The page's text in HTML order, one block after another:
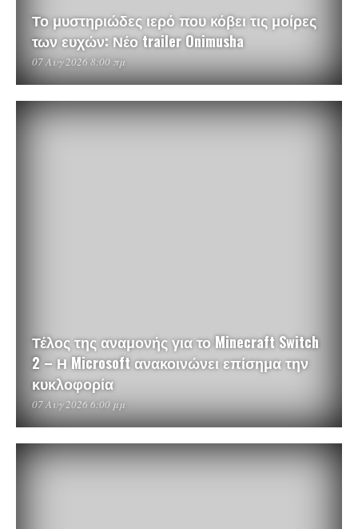
Το μυστηριώδες ιερό που κόβει τις μοίρες
των ευχών: Νέο trailer Onimusha
07 Αυγ 2026 8:00 πμ
Τέλος της αναμονής για το Minecraft Switch
2 – Η Microsoft ανακοινώνει επίσημα την
κυκλοφορία
07 Αυγ 2026 6:00 μμ